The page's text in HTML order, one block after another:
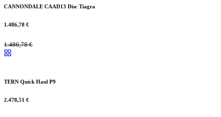
CANNONDALE CAAD13 Disc Tiagra
1.486,78 €
1.486,78€
TERN Quick Haul P9
2.478,51 €